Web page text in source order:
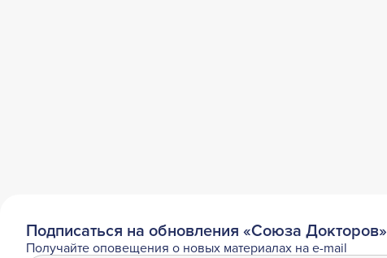
Подписаться на обновления «Союза Докторов»
Получайте оповещения о новых материалах на e-mail